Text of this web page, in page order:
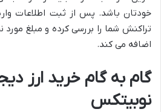
خودتان باشد. پس از ثبت اطلاعات
تراکنش شما را بررسی کرده و مبلغ
اضافه می کند.
گام به گام خرید ارز
نوبیتکس